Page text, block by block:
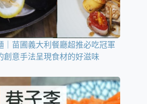
｜苗圃義大利餐廳超推必吃冠軍
創意手法呈現食材的好滋味